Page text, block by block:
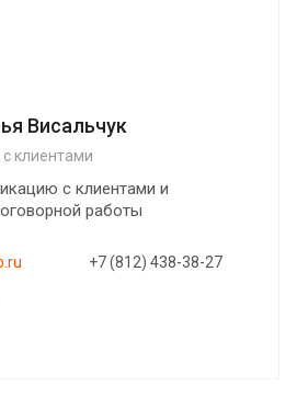
Висальчук
клиентами
с клиентами и
работы
+7 (812) 438-38-27